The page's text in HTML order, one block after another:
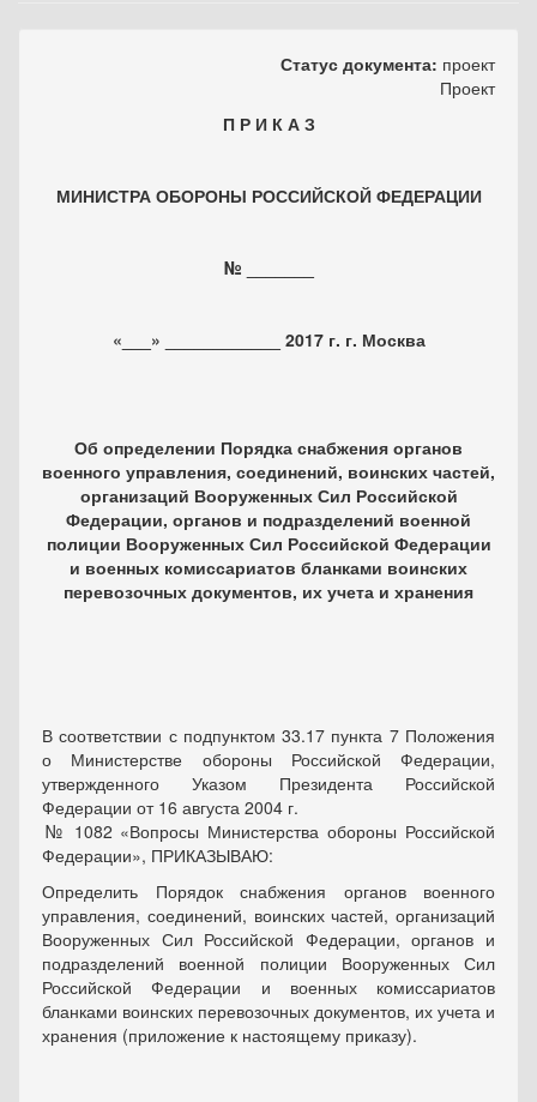
Статус документа: проект
Проект
П Р И К А З
МИНИСТРА ОБОРОНЫ РОССИЙСКОЙ ФЕДЕРАЦИИ
№ _______
«___» ____________ 2017 г. г. Москва
Об определении Порядка снабжения органов
военного управления, соединений, воинских частей,
организаций Вооруженных Сил Российской
Федерации, органов и подразделений военной
полиции Вооруженных Сил Российской Федерации
и военных комиссариатов бланками воинских
перевозочных документов, их учета и хранения
В соответствии с подпунктом 33.17 пункта 7Положения
о Министерстве обороны Российской Федерации,
утвержденного Указом Президента Российской
Федерации от 16 августа 2004 г.
№ 1082 «Вопросы Министерства обороны Российской
Федерации», ПРИКАЗЫВАЮ:
Определить Порядок снабжения органов военного
управления, соединений, воинских частей, организаций
Вооруженных Сил Российской Федерации, органов и
подразделений военной полиции Вооруженных Сил
Российской Федерации и военных комиссариатов
бланками воинских перевозочных документов, их учета и
хранения (приложение к настоящему приказу).